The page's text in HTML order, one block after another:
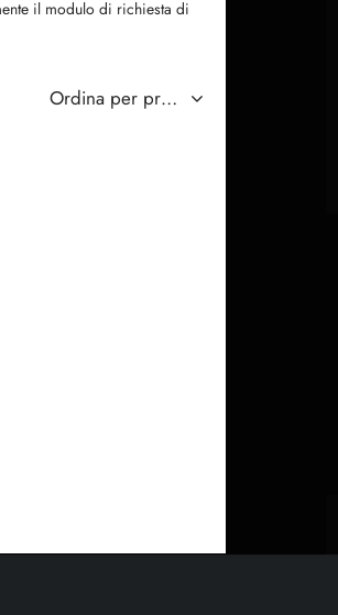
il modulo di richiesta di